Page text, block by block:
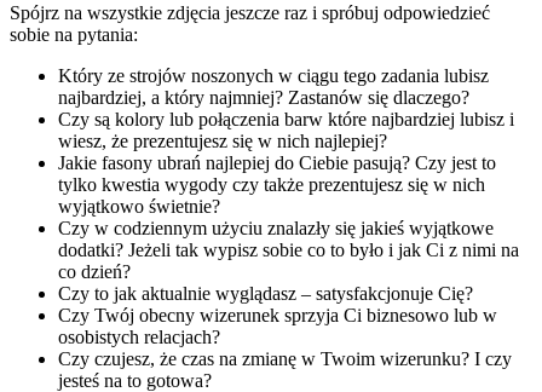
Spójrz na wszystkie zdjęcia jeszcze raz i spróbuj odpowiedzieć
sobie na pytania:
Który ze strojów noszonych w ciągu tego zadania lubisz
najbardziej, a który najmniej? Zastanów się dlaczego?
Czy są kolory lub połączenia barw które najbardziej lubisz i
wiesz, że prezentujesz się w nich najlepiej?
Jakie fasony ubrań najlepiej do Ciebie pasują? Czy jest to
tylko kwestia wygody czy także prezentujesz się w nich
wyjątkowo świetnie?
Czy w codziennym użyciu znalazły się jakieś wyjątkowe
dodatki? Jeżeli tak wypisz sobie co to było i jak Ci z nimi na
co dzień?
Czy to jak aktualnie wyglądasz – satysfakcjonuje Cię?
Czy Twój obecny wizerunek sprzyja Ci biznesowo lub w
osobistych relacjach?
Czy czujesz, że czas na zmianę w Twoim wizerunku? I czy
jesteś na to gotowa?